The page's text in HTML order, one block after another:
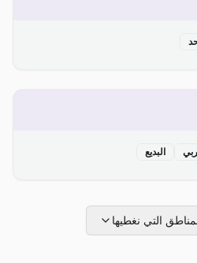
البديع
التي نغطيها